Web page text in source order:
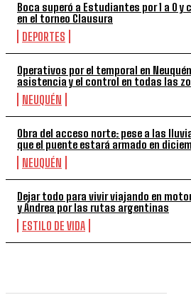
Boca superó a Estudiantes por 1 a 0
en el torneo Clausura
DEPORTES
Operativos por el temporal en
asistencia y el control en todas las
NEUQUÉN
Obra del acceso norte: pese a las
que el puente estará armado en
NEUQUÉN
Dejar todo para vivir viajando en
y Andrea por las rutas argentinas
ESTILO DE VIDA